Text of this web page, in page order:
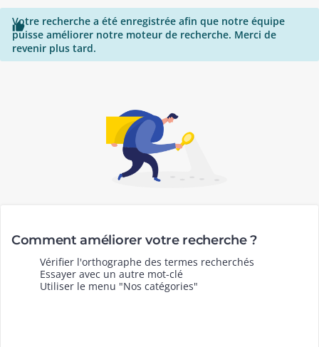

Votre recherche a été enregistrée afin que notre équipe
puisse améliorer notre moteur de recherche. Merci de
revenir plus tard.
Comment améliorer votre recherche ?
Vérifier l'orthographe des termes recherchés
Essayer avec un autre mot-clé
Utiliser le menu "Nos catégories"